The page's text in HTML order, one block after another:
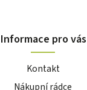
Informace pro vás
Kontakt
Nákupní rádce